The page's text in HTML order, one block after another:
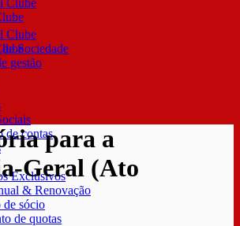
Sociedade
gestão
de contas
Exclusivos
& Renovação
de sócio
de quotas
para a
Geral (Ato